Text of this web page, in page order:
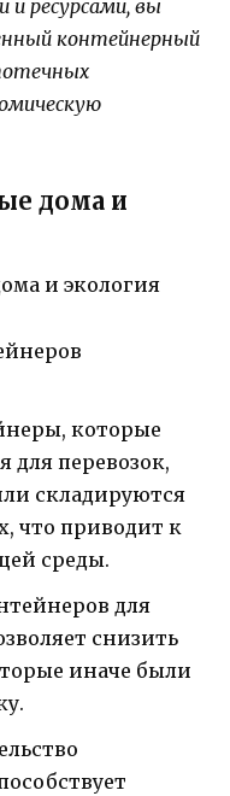
и ресурсами, вы
контейнерный
дома и
которые
для перевозок,
складируются
что приводит к
среды.
для
снизить
иначе были